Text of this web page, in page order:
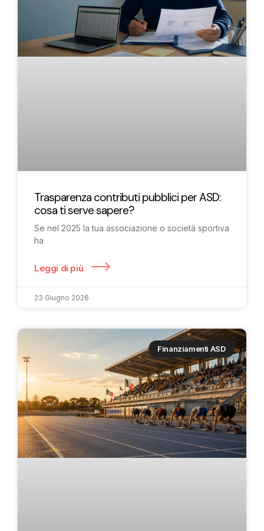
Trasparenza contributi pubblici per ASD:
cosa ti serve sapere?
Se nel 2025 la tua associazione o società sportiva
ha
Leggi di più
23 Giugno 2026
Finanziamenti ASD